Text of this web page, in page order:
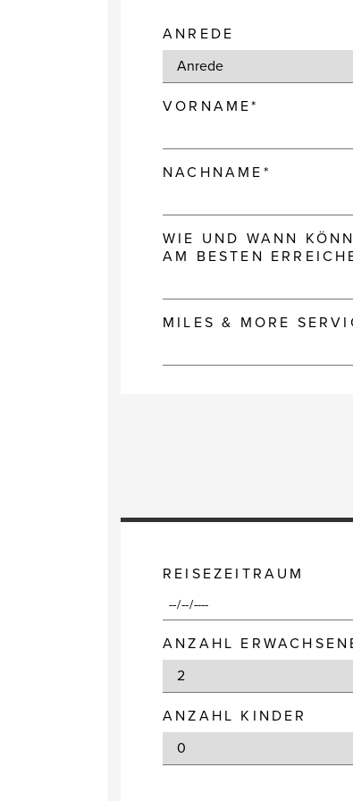
ANREDE
VORNAME*
NACHNAME*
WIE UND WANN
AM BESTEN
MILES & MORE
REISEZEITRAUM
ANZAHL
ANZAHL KINDER